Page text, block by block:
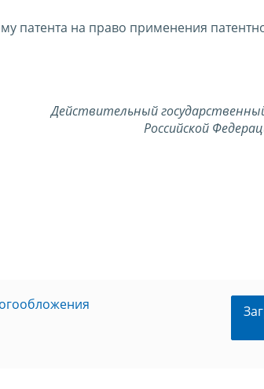
патента на право применения
Действительный
Российской